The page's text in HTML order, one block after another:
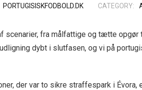
PORTUGISISKFODBOLD.DK CATEGORY:
scenarier, fra målfattige og tætte opgør
dybt i slutfasen, og vi på
der var to sikre straffespark i